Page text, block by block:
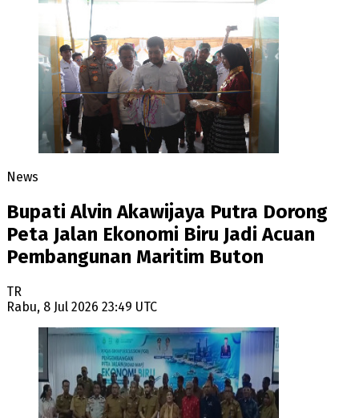
News
Bupati Alvin Akawijaya Putra Dorong
Peta Jalan Ekonomi Biru Jadi Acuan
Pembangunan Maritim Buton
TR
Rabu, 8 Jul 2026 23:49 UTC